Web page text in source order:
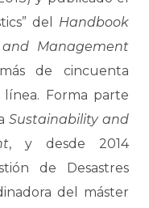
del Handbook
Management
de cincuenta
Forma parte
Sustainability and
, y desde 2014
de Desastres
del máster